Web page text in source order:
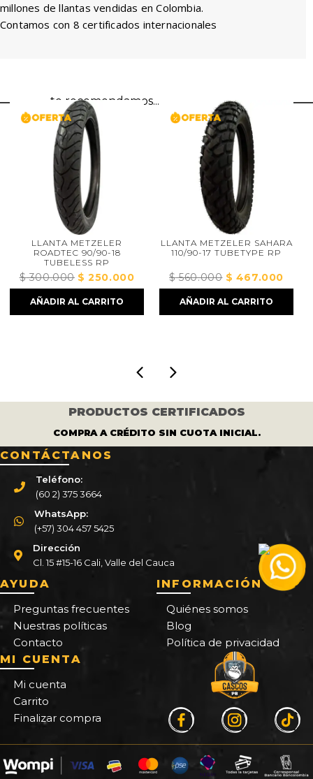
millones de llantas vendidas en Colombia.
Contamos con 8 certificados internacionales
te recomendamos...
90/90-18
precio
original
250.000El
precio
actual
CARRITO
LLANTA METZELER SAHARA
110/90-17 TUBETYPE RP
$560.000
precio
original
467.000El
precio
actual
AÑADIR AL CARRITO
LLANTA
TOURANCE
$685.000
AÑADIR AL
PRODUCTOS CERTIFICADOS
COMPRA A CRÉDITO SIN CUOTA INICIAL.
CONTÁCTANOS
Teléfono:
(60 2) 375 3664
WhatsApp:
(+57) 304 457 5425
Dirección
Cl. 15 #15-16 Cali, Valle del Cauca
AYUDA
Preguntas frecuentes
Nuestras políticas
Contacto
INFORMACIÓN
Quiénes somos
Blog
Política de privacidad
MI CUENTA
Mi cuenta
Carrito
Finalizar compra